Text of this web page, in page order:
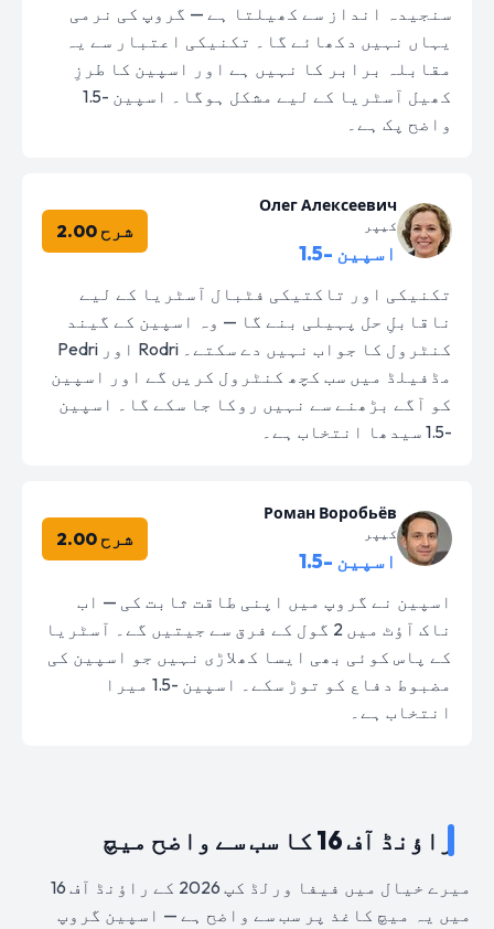
سنجیدہ انداز سے کھیلتا ہے — گروپ کی نرمی
یہاں نہیں دکھائے گا۔ تکنیکی اعتبار سے یہ
مقابلہ برابر کا نہیں ہے اور اسپین کا طرزِ
کھیل آسٹریا کے لیے مشکل ہوگا۔ اسپین -1.5
واضح پک ہے۔
Олег Алексеевич
کیپر
اسپین -1.5
شرح 2.00
تکنیکی اور تاکتیکی فٹبال آسٹریا کے لیے
ناقابلِ حل پہیلی بنے گا — وہ اسپین کے گیند
کنٹرول کا جواب نہیں دے سکتے۔ Rodri اور Pedri
مڈفیلڈ میں سب کچھ کنٹرول کریں گے اور اسپین
کو آگے بڑھنے سے نہیں روکا جا سکے گا۔ اسپین
-1.5 سیدھا انتخاب ہے۔
Роман Воробьёв
کیپر
اسپین -1.5
شرح 2.00
اسپین نے گروپ میں اپنی طاقت ثابت کی — اب
ناک آؤٹ میں 2 گول کے فرق سے جیتیں گے۔ آسٹریا
کے پاس کوئی بھی ایسا کھلاڑی نہیں جو اسپین کی
مضبوط دفاع کو توڑ سکے۔ اسپین -1.5 میرا
انتخاب ہے۔
راؤنڈ آف 16 کا سب سے واضح میچ
میرے خیال میں فیفا ورلڈ کپ 2026 کے راؤنڈ آف 16
میں یہ میچ کاغذ پر سب سے واضح ہے — اسپین گروپ